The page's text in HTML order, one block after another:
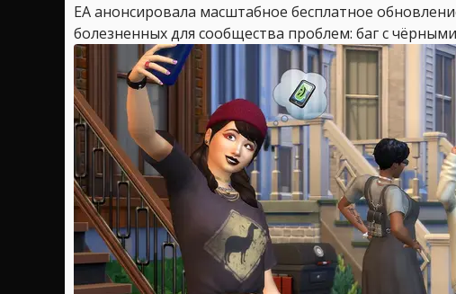
EA анонсировала масштабное бесплатное
болезненных для сообщества проблем: баг с